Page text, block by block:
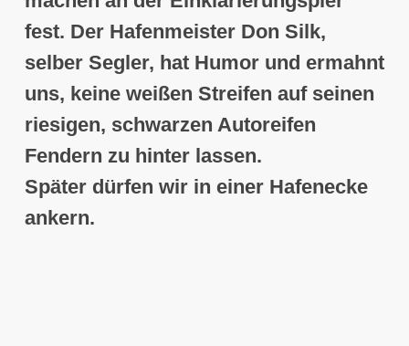
fest. Der Hafenmeister Don Silk,
selber Segler, hat Humor und ermahnt
uns, keine weißen Streifen auf seinen
riesigen, schwarzen Autoreifen
Fendern zu hinter lassen.
Später dürfen wir in einer Hafenecke
ankern.